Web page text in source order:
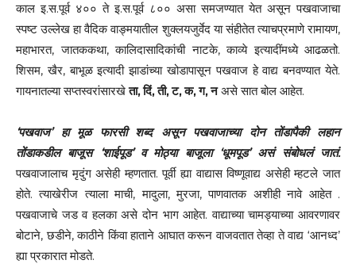
काल इ.स.पूर्व ४०० ते इ.स.पूर्व ८०० असा समजण्यात येत असून पखवाजाचा
स्पष्ट उल्लेख हा वैदिक वाङ्मयातील शुक्लयजुर्वेद या संहीतेत त्याचप्रमाणे रामायण,
महाभारत, जातककथा, कालिदासादिकांची नाटके, काव्ये इत्यादींमध्ये आढळतो.
शिसम, खैर, बाभूळ इत्यादी झाडांच्या खोडापासून पखवाज हे वाद्य बनवण्यात येते.
गायनातल्या सप्तस्वरांसारखेता, दिं, ती, ट, क‌, ग, नअसे सात बोल आहेत.
‘पखवाज’ हा मूळ फारसी शब्द असून पखवाजाच्या दोन तोंडापैकी लहान
तोंडाकडील बाजूस ‘शाईपूड’ व मोठ्या बाजूला ‘धूमपूड’ असं संबोधलं जातं.
पखवाजालाच मृदुंग असेही म्हणतात.‌ पूर्वी ह्या वाद्यास विष्णूवाद्य असेही म्हटले जात
होते. त्याखेरीज त्याला माची, मादुला, मुरजा, पाणवातक अशीही नावे आहेत .
पखवाजाचे जड व हलका असे दोन भाग आहेत. वाद्याच्या चामड्याच्या आवरणावर
बोटाने, छडीने, काठीने किंवा हाताने आघात करून वाजवतात तेव्हा ते वाद्य ‘आनध्द’
ह्या प्रकारात मोडते.